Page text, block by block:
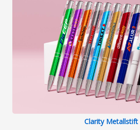
Clarity Metallstift